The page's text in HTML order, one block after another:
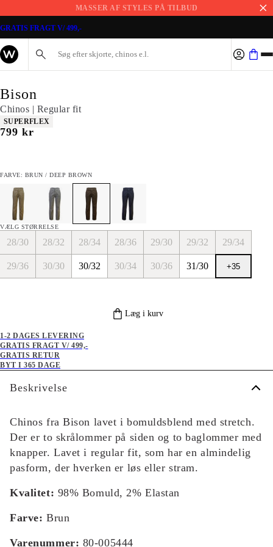
MASSER AF STYLES PÅ TILBUD
GRATIS FRAGT V/ 499,-
Bison
Chinos | Regular fit
Produkt egenskaber
SUPERFLEX
I alt (inkl. rabat)
799 kr
FARVE: BRUN / DEEP BROWN
VÆLG STØRRELSE
28/30 28/32 28/34 28/36 29/30 29/32 29/34
29/36 30/30 30/32 30/34 30/36 31/30 +35
Læg i kurv
1-2 DAGES LEVERING
GRATIS FRAGT V/ 499,-
GRATIS RETUR
BYT I 365 DAGE
Beskrivelse
Chinos fra Bison lavet i bomuldsblend med stretch.
Der er to skrålommer på siden og to baglommer med
knapper. Lavet i regular fit, som har en almindelig
pasform, der hverken er løs eller stram.
Kvalitet: 98% Bomuld, 2% Elastan
Farve: Brun
Varenummer: 80-005444